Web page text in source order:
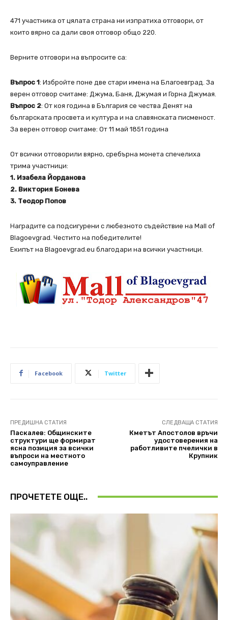
471 участника от цялата страна ни изпратиха отговори, от
които вярно са дали своя отговор общо 220.
Верните отговори на въпросите са:
Въпрос 1: Избройте поне две стари имена на Благоевград. За
верен отговор считаме: Джума, Баня, Джумая и Горна Джумая.
Въпрос 2: От коя година в България се чества Денят на
българската просвета и култура и на славянската писменост.
За верен отговор считаме: От 11 май 1851 година
От всички отговорили вярно, сребърна монета спечелиха
трима участници:
1. Изабела Йорданова
2. Виктория Бонева
3. Теодор Попов
Наградите са подсигурени с любезното съдействие на Mall of
Blagoevgrad. Честито на победителите!
Екипът на Blagoevgrad.eu благодари на всички участници.
Facebook Twitter
ПРЕДИШНА СТАТИЯ
Паскалев: Общинските
структури ще формират
ясна позиция за всички
въпроси на местното
самоуправление
СЛЕДВАЩА СТАТИЯ
Кметът Апостолов връчи
удостоверения на
работливите пчелички в
Крупник
ПРОЧЕТЕТЕ ОЩЕ..